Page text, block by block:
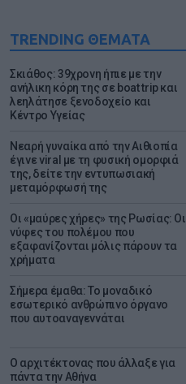
TRENDING ΘΕΜΑΤΑ
Σκιάθος: 39χρονη ήπιε με την
ανήλικη κόρη της σε boat trip και
λεηλάτησε ξενοδοχείο και
Κέντρο Υγείας
Νεαρή γυναίκα από την Αιθιοπία
έγινε viral με τη φυσική ομορφιά
της, δείτε την εντυπωσιακή
μεταμόρφωσή της
Οι «μαύρες χήρες» της Ρωσίας: Οι
νύφες του πολέμου που
εξαφανίζονται μόλις πάρουν τα
χρήματα
Σήμερα έμαθα: Το μοναδικό
εσωτερικό ανθρώπινο όργανο
που αυτοαναγεννάται
Ο αρχιτέκτονας που άλλαξε για
πάντα την Αθήνα